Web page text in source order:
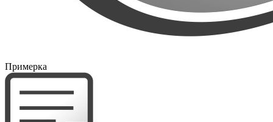
Примерка